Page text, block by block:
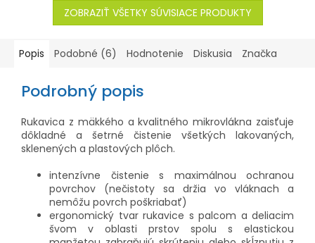
ZOBRAZIŤ VŠETKY SÚVISIACE PRODUKTY
Popis Podobné (6) Hodnotenie Diskusia Značka
Podrobný popis
Rukavica z mäkkého a kvalitného mikrovlákna zaisťuje
dôkladné a šetrné čistenie všetkých lakovaných,
sklenených a plastových plôch.
intenzívne čistenie s maximálnou ochranou
povrchov (nečistoty sa držia vo vláknach a
nemôžu povrch poškriabať)
ergonomický tvar rukavice s palcom a deliacim
švom v oblasti prstov spolu s elastickou